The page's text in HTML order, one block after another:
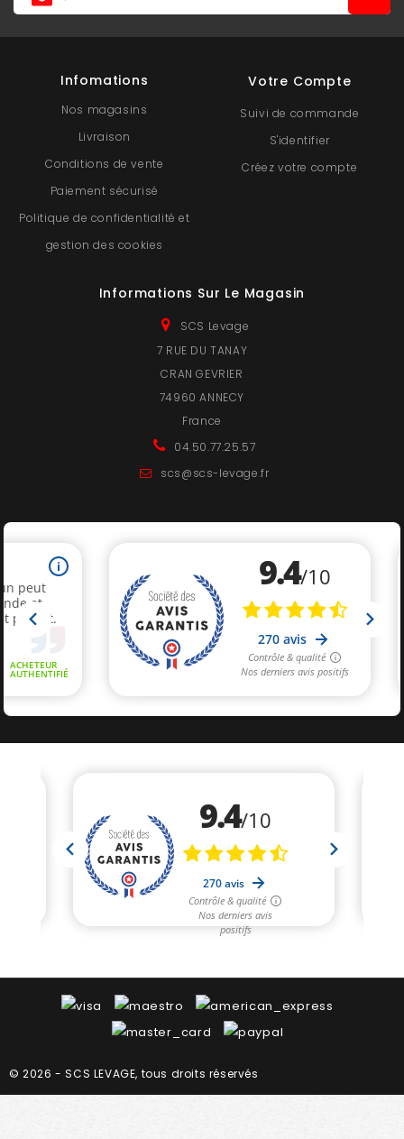
Infomations
Nos magasins
Livraison
Conditions de vente
Paiement sécurisé
Politique de confidentialité et
gestion des cookies
Votre Compte
Suivi de commande
S'identifier
Créez votre compte
Informations Sur Le Magasin
SCS Levage
7 RUE DU TANAY
CRAN GEVRIER
74960 ANNECY
France
04.50.77.25.57
scs@scs-levage.fr
© 2026 - SCS LEVAGE, tous droits réservés